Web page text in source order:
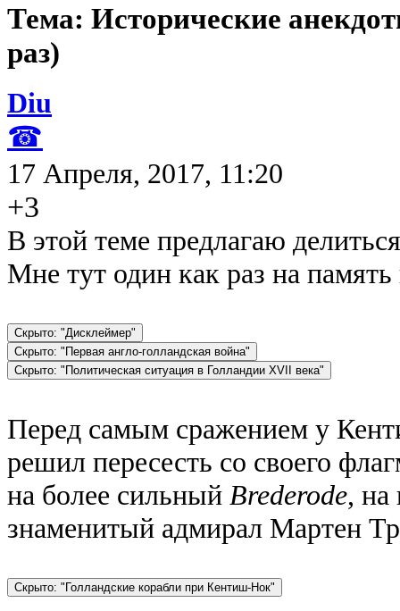
Тема: Исторические
раз)
Diu
☎
17 Апреля, 2017, 11:20
+3
В этой теме предлагаю
Мне тут один как раз на
Перед самым сражением у
решил пересесть со своего
на более сильный Brederode, на
знаменитый адмирал Мартен